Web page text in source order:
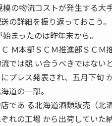
の物流コストが発生する大
の詳細を振り返っておこう。
まったのは昨年末から。
Ｍ本部ＳＣＭ推進部ＳＣ
では競 い合うべきではない
プレス発表され、五月下旬
道の一部。
であ る北海道酒類販売（
れの工場 から出荷していた